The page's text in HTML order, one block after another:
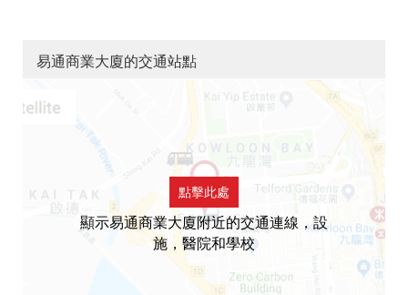
易通商業大廈的交通站點
點擊此處
顯示易通商業大廈附近的交通連線，設
施，醫院和學校